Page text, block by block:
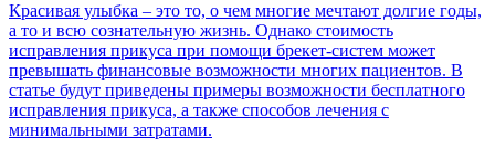
Красивая улыбка – это то, о чем многие мечтают долгие годы,
а то и всю сознательную жизнь. Однако стоимость
исправления прикуса при помощи брекет-систем может
превышать финансовые возможности многих пациентов. В
статье будут приведены примеры возможности бесплатного
исправления прикуса, а также способов лечения с
минимальными затратами.